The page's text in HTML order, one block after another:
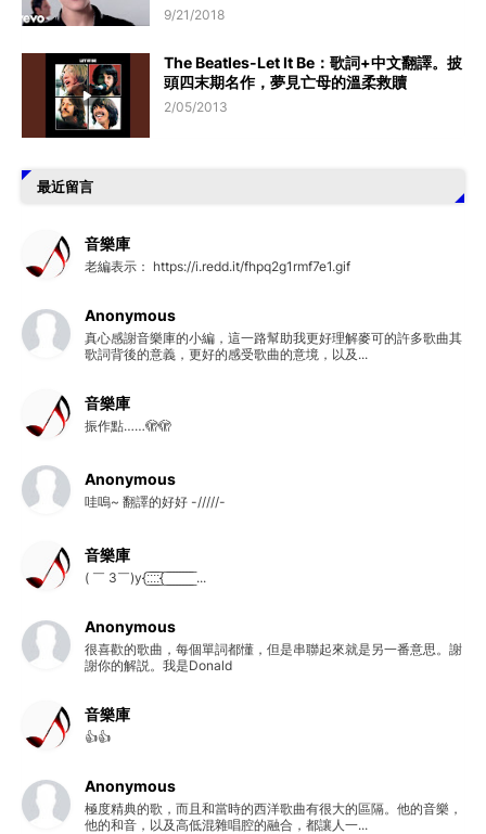
9/21/2018
The Beatles-Let It Be：歌詞+中文翻譯。披
頭四末期名作，夢見亡母的溫柔救贖
2/05/2013
最近留言
音樂庫
老編表示： https://i.redd.it/fhpq2g1rmf7e1.gif
Anonymous
真心感謝音樂庫的小編，這一路幫助我更好理解麥可的許多歌曲其
歌詞背後的意義，更好的感受歌曲的意境，以及...
音樂庫
振作點……🫣🫣
Anonymous
哇嗚~ 翻譯的好好 -/////-
音樂庫
( ￣ 3￣)y{:̲̅:̲̅:̲̅:̲̅{ ̲̅ ̲̅ ̲̅ ̲̅ ̲̅ ̲̅ ̲̅ ̲̅ ̲̅ ...
Anonymous
很喜歡的歌曲，每個單詞都懂，但是串聯起來就是另一番意思。謝
謝你的解説。我是Donald
音樂庫
👍👍
Anonymous
極度精典的歌，而且和當時的西洋歌曲有很大的區隔。他的音樂，
他的和音，以及高低混雜唱腔的融合，都讓人一...